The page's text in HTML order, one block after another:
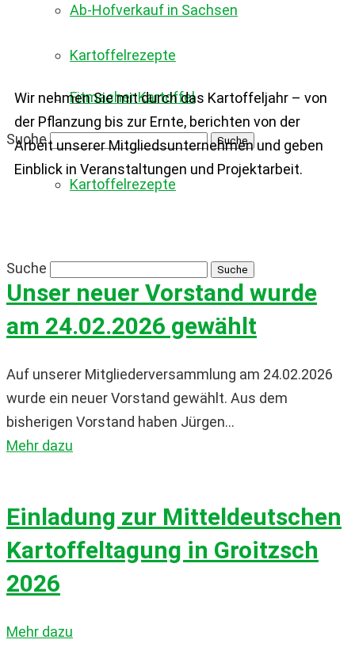
Kartoffelrezepte
Suche
Ab-Hofverkauf in Sachsen
Fitmacher Kartoffel
Kartoffelrezepte
Suche
Wir nehmen Sie mit durch das Kartoffeljahr – von
der Pflanzung bis zur Ernte, berichten von der
Arbeit unserer Mitgliedsunternehmen und geben
Einblick in Veranstaltungen und Projektarbeit.
Unser neuer Vorstand wurde
am 24.02.2026 gewählt
Auf unserer Mitgliederversammlung am 24.02.2026
wurde ein neuer Vorstand gewählt. Aus dem
bisherigen Vorstand haben Jürgen...
Mehr dazu
Einladung zur Mitteldeutschen
Kartoffeltagung in Groitzsch
2026
Mehr dazu